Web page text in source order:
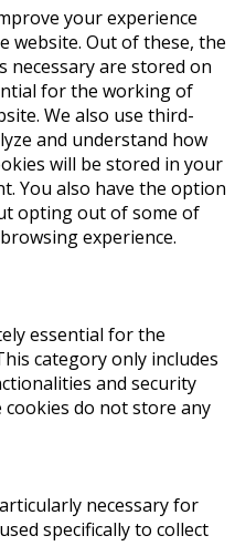
your experience
website. Out of these, the
necessary are stored on
for the working of
We also use third-
and understand how
will be stored in your
You also have the option
opting out of some of
experience.
essential for the
category only includes
and security
do not store any
necessary for
specifically to collect